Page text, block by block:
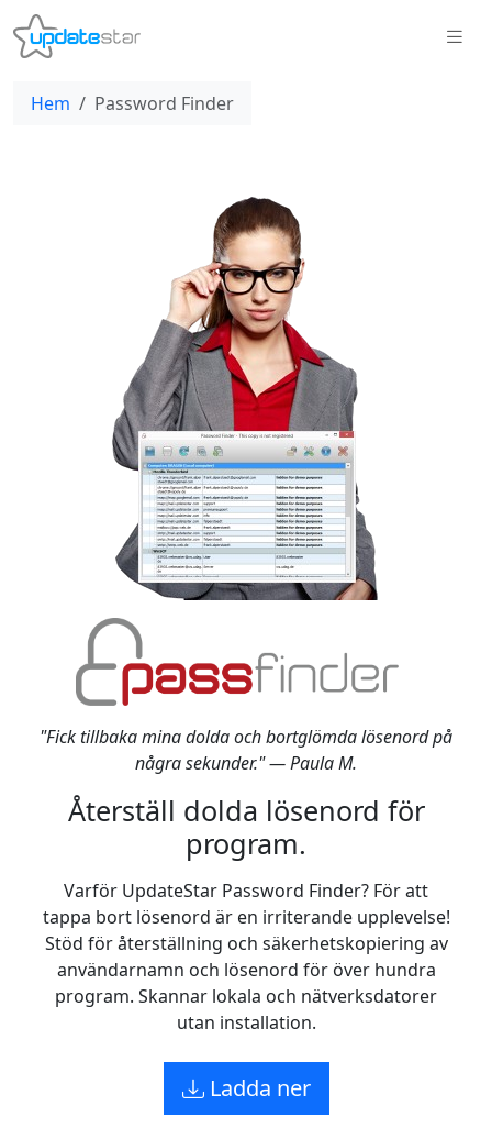
Hem Password Finder
"Fick tillbaka mina dolda och bortglömda lösenord på
några sekunder." — Paula M.
Återställ dolda lösenord för
program.
Varför UpdateStar Password Finder? För att
tappa bort lösenord är en irriterande upplevelse!
Stöd för återställning och säkerhetskopiering av
användarnamn och lösenord för över hundra
program. Skannar lokala och nätverksdatorer
utan installation.
Ladda ner